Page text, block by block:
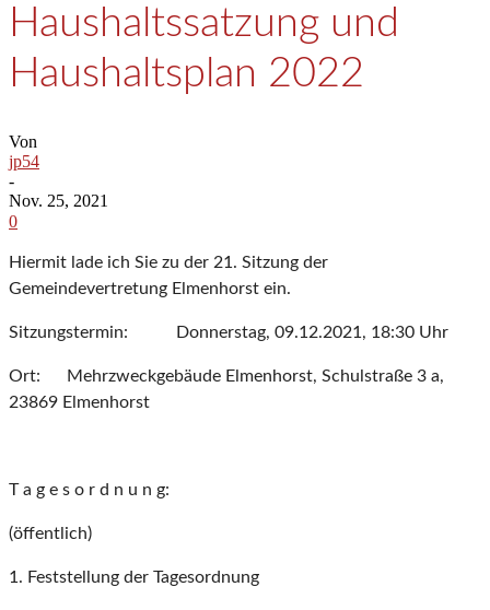
Haushaltssatzung und
Haushaltsplan 2022
Von
jp54
-
Nov. 25, 2021
0
Hiermit lade ich Sie zu der 21. Sitzung der
Gemeindevertretung Elmenhorst ein.
Sitzungstermin: Donnerstag, 09.12.2021, 18:30 Uhr
Ort: Mehrzweckgebäude Elmenhorst, Schulstraße 3 a,
23869 Elmenhorst
T a g e s o r d n u n g:
(öffentlich)
1. Feststellung der Tagesordnung